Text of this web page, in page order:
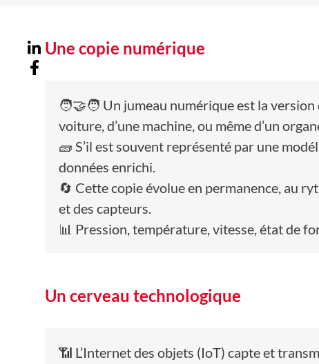
Une copie numérique
🧑‍🤝‍🧑 Un jumeau numérique est la version
voiture, d’une machine, ou même d’un
🧱 S’il est souvent représenté par une
données enrichi.
🔄 Cette copie évolue en permanence, au
et des capteurs.
📊 Pression, température, vitesse, état de
Un cerveau technologique
📶 L’Internet des objets (IoT) capte et